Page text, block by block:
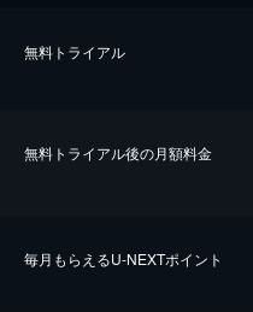
無料トライアル
無料トライアル後の⽉額料金
毎⽉もらえるU-NEXTポイント